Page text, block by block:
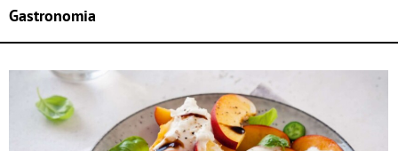
Gastronomia